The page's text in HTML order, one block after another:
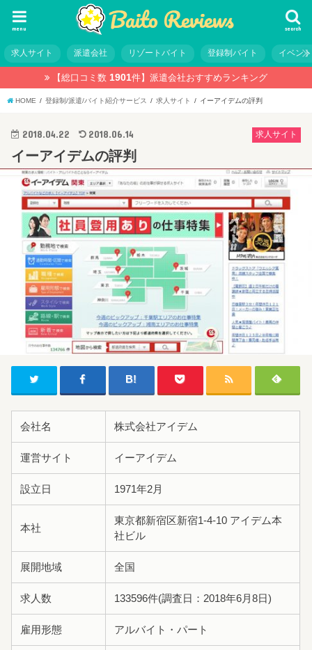
search
menu
求人サイト 派遣会社 リゾートバイト 登録制バイト イベン
【総口コミ数 1901件】派遣会社おすすめランキング
HOME 登録制/派遣/バイト紹介サービス 求人サイト イーアイデムの評判
求人サイト
2018.04.22 2018.06.14
イーアイデムの評判
会社名 株式会社アイデム
運営サイト イーアイデム
設立日 1971年2月
本社
東京都新宿区新宿1-4-10 アイデム本
社ビル
展開地域 全国
求人数 133596件(調査日：2018年6月8日)
雇用形態 アルバイト・パート